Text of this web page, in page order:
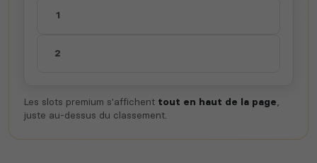
1
2
Les slots premium s'affichent tout en haut de la page,
juste au-dessus du classement.